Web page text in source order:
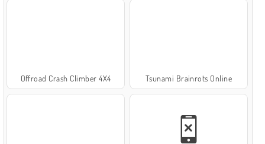
Offroad Crash Climber 4X4 Tsunami Brainrots Online